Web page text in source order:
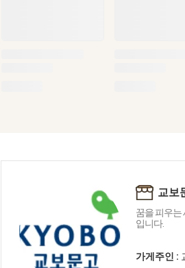
교보
꿈을 피우는
입니다.
가게주인 :